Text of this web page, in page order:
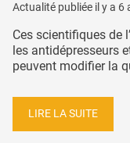
Actualité publiée il y a 6
Ces scientifiques de
les antidépresseurs
peuvent modifier la
LIRE LA SUITE